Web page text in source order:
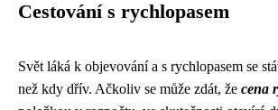
Cestování s rychlopasem
Svět láká k objevování a s rychlopasem se
než kdy dřív. Ačkoliv se může zdát, že cena